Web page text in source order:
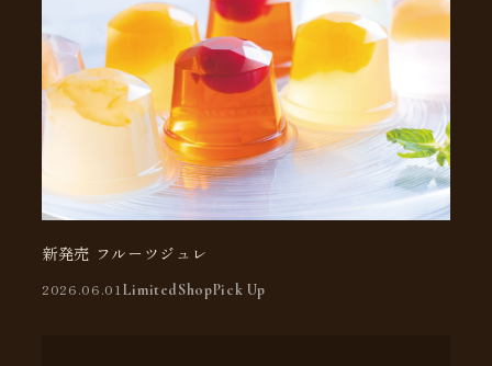
新発売 フルーツジュレ
2026.06.01 Limited ShopPick Up